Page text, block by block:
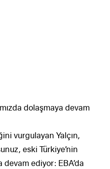
dolaşmaya devam
vurgulayan Yalçın,
eski Türkiye’nin
ediyor: EBA’da